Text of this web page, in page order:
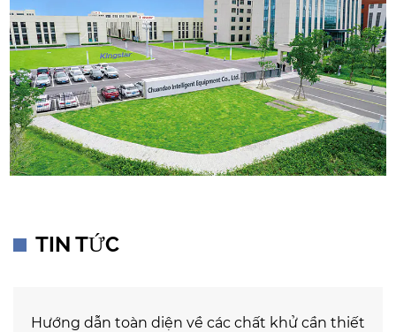
TIN TỨC
Hướng dẫn toàn diện về các chất khử cần thiết